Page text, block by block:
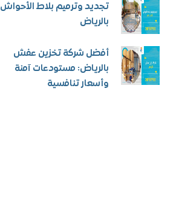
تجديد وترميم بلاط الأحواش
بالرياض
أفضل شركة تخزين عفش
بالرياض: مستودعات آمنة
وأسعار تنافسية